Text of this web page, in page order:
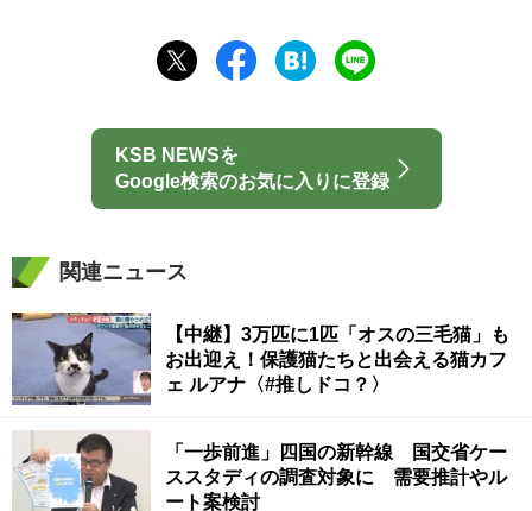
KSB NEWSを
Google検索のお気に入りに登録
関連ニュース
【中継】3万匹に1匹「オスの三毛猫」も
お出迎え！保護猫たちと出会える猫カフ
ェ ルアナ〈#推しドコ？〉
「一歩前進」四国の新幹線 国交省ケー
ススタディの調査対象に 需要推計やル
ート案検討